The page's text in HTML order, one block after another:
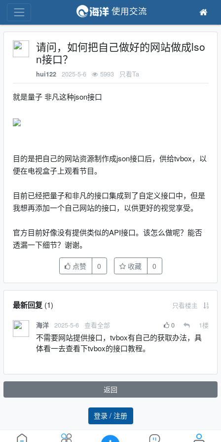
登录 / 注册
使用交流
请问，如何把自己做好的网站做成lso
n接口？
hui122 2025-5-6 5993 只看Ta
就是量子 非凡这种json接口
目的是把自己的网站资源制作成json接口后，供给tvbox，以
便在电视盒子上观看节目。
目前已经把量子和非凡的接口集成到了自定义接口中，但是
我想再添加一个自己网站的接口，以供更好的视觉享受。
官方目前好像没有提供类似的API接口。该怎么做呢？能否
透漏一下细节？谢谢。
点赞 0 收藏 0
最新回复(1) 只看楼主
海洋 2025-5-6 查看全部 0 1楼
不需要网站提供接口，tvbox有自己的获取办法，具
体看一去查看下tvbox的接口教程。
返回